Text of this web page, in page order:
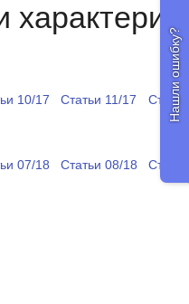
10/17 Статьи 11/17
07/18 Статьи 08/18
Нашли ошибку?